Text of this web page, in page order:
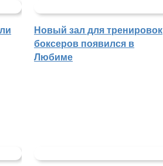
Новый зал для тренировок
боксеров появился в
Любиме